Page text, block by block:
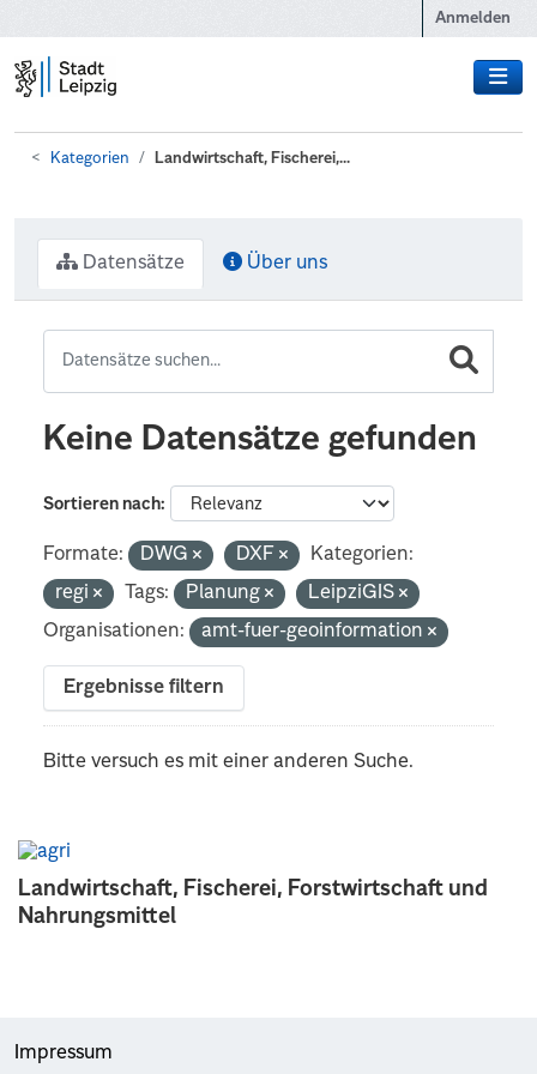
Anmelden
Kategorien Landwirtschaft, Fischerei,...
Landwirtschaft, Fischerei, Forstwirtschaft und
Nahrungsmittel
Datensätze Über uns
Keine Datensätze gefunden
Sortieren nach
Formate: DWG DXF
Kategorien:
regi
Tags: Planung
LeipziGIS
Organisationen:
amt-fuer-geoinformation
Ergebnisse filtern
Bitte versuch es mit einer anderen Suche.
Impressum